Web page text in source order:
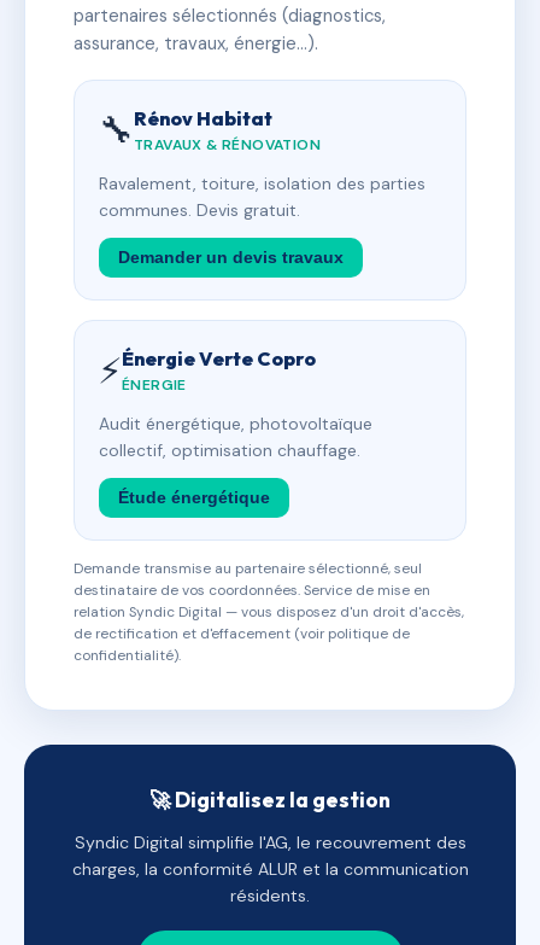
partenaires sélectionnés (diagnostics,
assurance, travaux, énergie…).
🔧 Rénov Habitat
TRAVAUX & RÉNOVATION
Ravalement, toiture, isolation des parties
communes. Devis gratuit.
Demander un devis travaux
⚡Énergie Verte Copro
ÉNERGIE
Audit énergétique, photovoltaïque
collectif, optimisation chauffage.
Étude énergétique
Demande transmise au partenaire sélectionné, seul
destinataire de vos coordonnées. Service de mise en
relation Syndic Digital — vous disposez d'un droit d'accès,
de rectification et d'effacement (voir politique de
confidentialité).
🚀 Digitalisez la gestion
Syndic Digital simplifie l'AG, le recouvrement des
charges, la conformité ALUR et la communication
résidents.